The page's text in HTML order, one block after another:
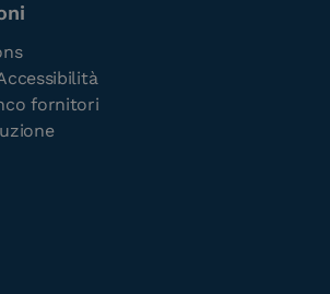
fornitori